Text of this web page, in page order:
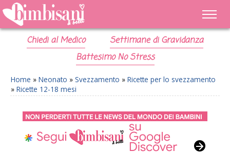
Chiedi al Medico
Settimane di Gravidanza
Battesimo No Stress
Home » Neonato » Svezzamento » Ricette per lo svezzamento
» Ricette 12-18 mesi